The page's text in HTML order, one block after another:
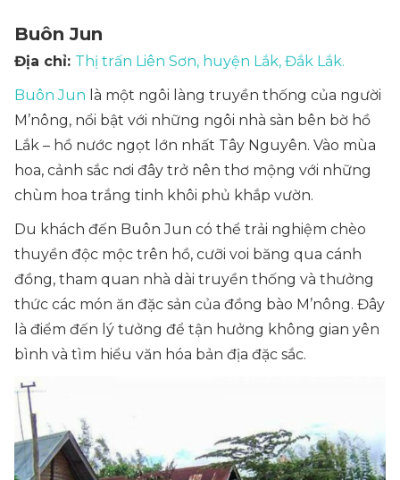
Buôn Jun
Địa chỉ: Thị trấn Liên Sơn, huyện Lắk, Đắk Lắk.
Buôn Jun là một ngôi làng truyền thống của người
M’nông, nổi bật với những ngôi nhà sàn bên bờ hồ
Lắk – hồ nước ngọt lớn nhất Tây Nguyên. Vào mùa
hoa, cảnh sắc nơi đây trở nên thơ mộng với những
chùm hoa trắng tinh khôi phủ khắp vườn.
Du khách đến Buôn Jun có thể trải nghiệm chèo
thuyền độc mộc trên hồ, cưỡi voi băng qua cánh
đồng, tham quan nhà dài truyền thống và thưởng
thức các món ăn đặc sản của đồng bào M’nông. Đây
là điểm đến lý tưởng để tận hưởng không gian yên
bình và tìm hiểu văn hóa bản địa đặc sắc.